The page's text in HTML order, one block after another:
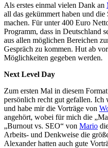
Als erstes einmal vielen Dank an
all das gekümmert haben und
machen. Für unter 400 Euro
Programm, dass in Deutschland
aus allen möglichen Bereichen
Gespräch zu kommen. Hut ab
Möglichkeiten gegeben werden.
Next Level Day
Zum ersten Mal in diesem
persönlich recht gut gefallen. Ich
und habe mir die Vorträge von
angehört, wobei für mich die
„Burnout vs. SEO“ von Mario
Arbeits- und Denkweise die
Alexander hatten auch gute